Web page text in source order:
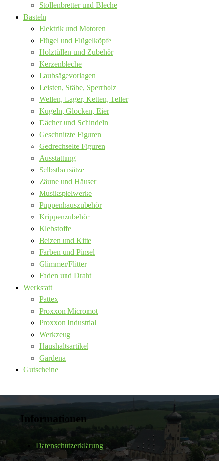
Stollenbretter und Bleche
Basteln
Elektrik und Motoren
Flügel und Flügelköpfe
Holztüllen und Zubehör
Kerzenbleche
Laubsägevorlagen
Leisten, Stäbe, Sperrholz
Wellen, Lager, Ketten, Teller
Kugeln, Glocken, Eier
Dächer und Schindeln
Geschnitzte Figuren
Gedrechselte Figuren
Ausstattung
Selbstbausätze
Zäune und Häuser
Musikspielwerke
Puppenhauszubehör
Krippenzubehör
Klebstoffe
Beizen und Kitte
Farben und Pinsel
Glimmer/Flitter
Faden und Draht
Werkstatt
Pattex
Proxxon Micromot
Proxxon Industrial
Werkzeug
Haushaltsartikel
Gardena
Gutscheine
Informationen
Datenschutzerklärung